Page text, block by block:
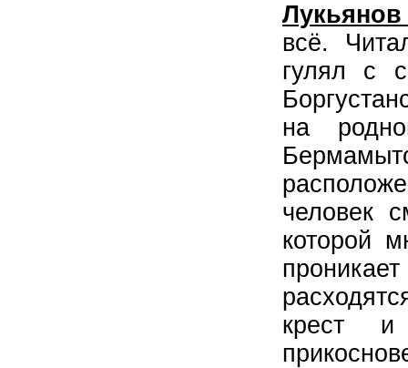
всё.
гулял с
на
человек
которой
крест и